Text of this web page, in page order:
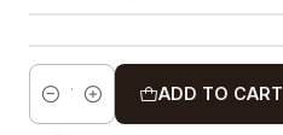
Quantity
ADD TO CART